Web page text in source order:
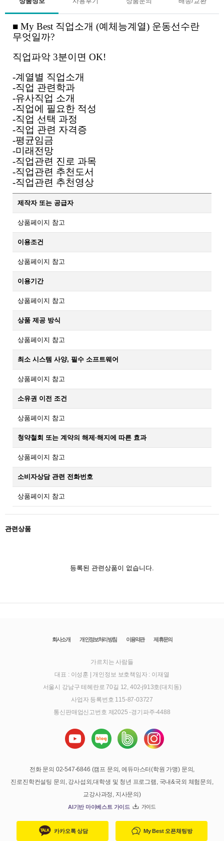
■ My Best 직업소개 (예체능계열) 운동선수란
무엇일까?
직업파악 3분이면 OK!
-계열별 직업소개
-직업 관련학과
-유사직업 소개
-직업에 필요한 적성
-직업 선택 과정
-직업 관련 자격증
-평균임금
-미래전망
-직업관련 진로 과목
-직업관련 추천도서
-직업관련 추천영상
제작자 또는 공급자
상품페이지 참고
이용조건
상품페이지 참고
이용기간
상품페이지 참고
상품 제공 방식
상품페이지 참고
최소 시스템 사양, 필수 소프트웨어
상품페이지 참고
소유권 이전 조건
상품페이지 참고
청약철회 또는 계약의 해제·해지에 따른 효과
상품페이지 참고
소비자상담 관련 전화번호
상품페이지 참고
관련상품
등록된 관련상품이 없습니다.
회사소개 개인정보처리방침 이용약관 제휴문의
가르치는 사람들
대표 : 이성훈
개인정보 보호책임자 : 이재열
서울시 강남구 테헤란로 70길 12, 402-j913호(대치동)
사업자 등록번호 115-87-03727
통신판매업신고번호 제2025 -경기파주-4488
전화 문의 02-547-6846 (캠프 문의, 에듀마스터(학원 가맹) 문의,
진로진학컨설팅 문의, 강사섭외,대학생 및 청년 프로그램, 국내&국외 체험문의,
교강사과정, 지사문의)
AI기반 마이베스트 가이드 가이드
카카오톡 상담 My Best 오픈채팅방